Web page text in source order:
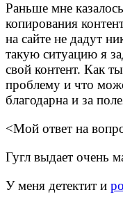
Раньше мне
копирования
на сайте не дадут
такую ситуацию я
свой контент. Как
проблему и что
благодарна и за
<Мой ответ на
Гугл выдает очень
У меня детектит и